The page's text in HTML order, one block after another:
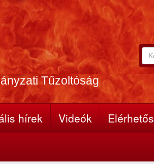
Tűzoltóság
A
hírek Videók